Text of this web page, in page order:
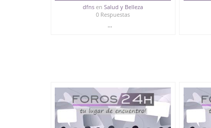
理佛罕大学文凭Q/微信551190476办毕业
证书，PMP证书、学历认证、在读证明
dfns enSalud y Belleza
0 Respuestas
...